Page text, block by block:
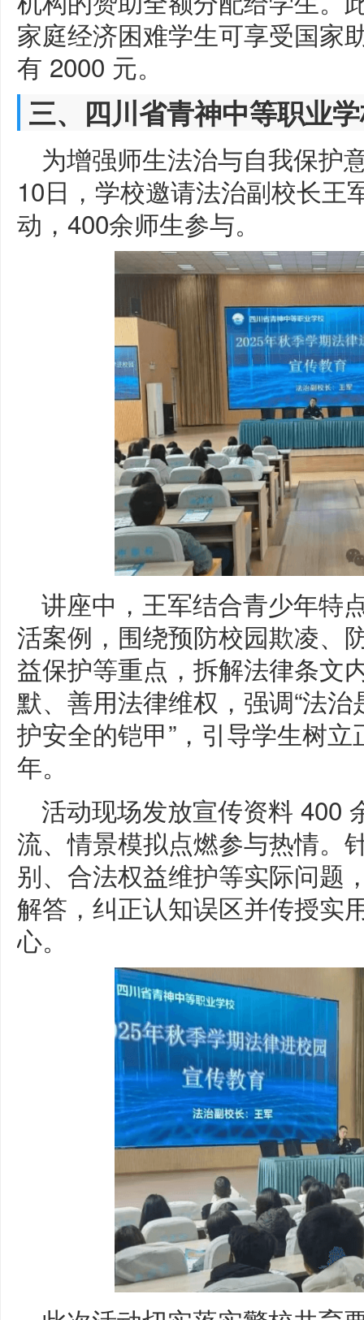
家庭经济困难学生可享受国家
有 2000 元。
三、四川省青神中等职业
为增强师生法治与自我保护
10日，学校邀请法治副校长王
动，400余师生参与。
讲座中，王军结合青少年特
活案例，围绕预防校园欺凌、
益保护等重点，拆解法律条文
默、善用法律维权，强调“法
护安全的铠甲”，引导学生树
年。
活动现场发放宣传资料 400
流、情景模拟点燃参与热情。
别、合法权益维护等实际问题
解答，纠正认知误区并传授实
心。